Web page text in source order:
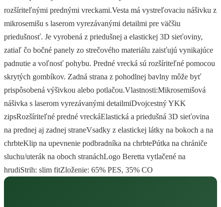
rozšíriteľnými prednými vreckami.Vesta má vystreľovaciu nášivku z
mikrosemišu s laserom vyrezávanými detailmi pre väčšiu
priedušnosť. Je vyrobená z priedušnej a elastickej 3D sieťoviny,
zatiaľ čo bočné panely zo strečového materiálu zaisťujú vynikajúce
padnutie a voľnosť pohybu. Predné vrecká sú rozšíriteľné pomocou
skrytých gombíkov. Zadná strana z pohodlnej bavlny môže byť
prispôsobená výšivkou alebo potlačou.Vlastnosti:Mikrosemišová
nášivka s laserom vyrezávanými detailmiDvojcestný YKK
zipsRozšíriteľné predné vreckáElastická a priedušná 3D sieťovina
na prednej aj zadnej straneVsadky z elastickej látky na bokoch a na
chrbteKlip na upevnenie podbradníka na chrbtePútka na chrániče
sluchu/uterák na oboch stranáchLogo Beretta vytlačené na
hrudiStrih: slim fitZloženie: 65% PES, 35% CO